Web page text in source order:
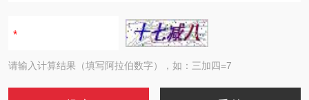
请输入计算结果（填写阿拉伯数字），如：三加四=7